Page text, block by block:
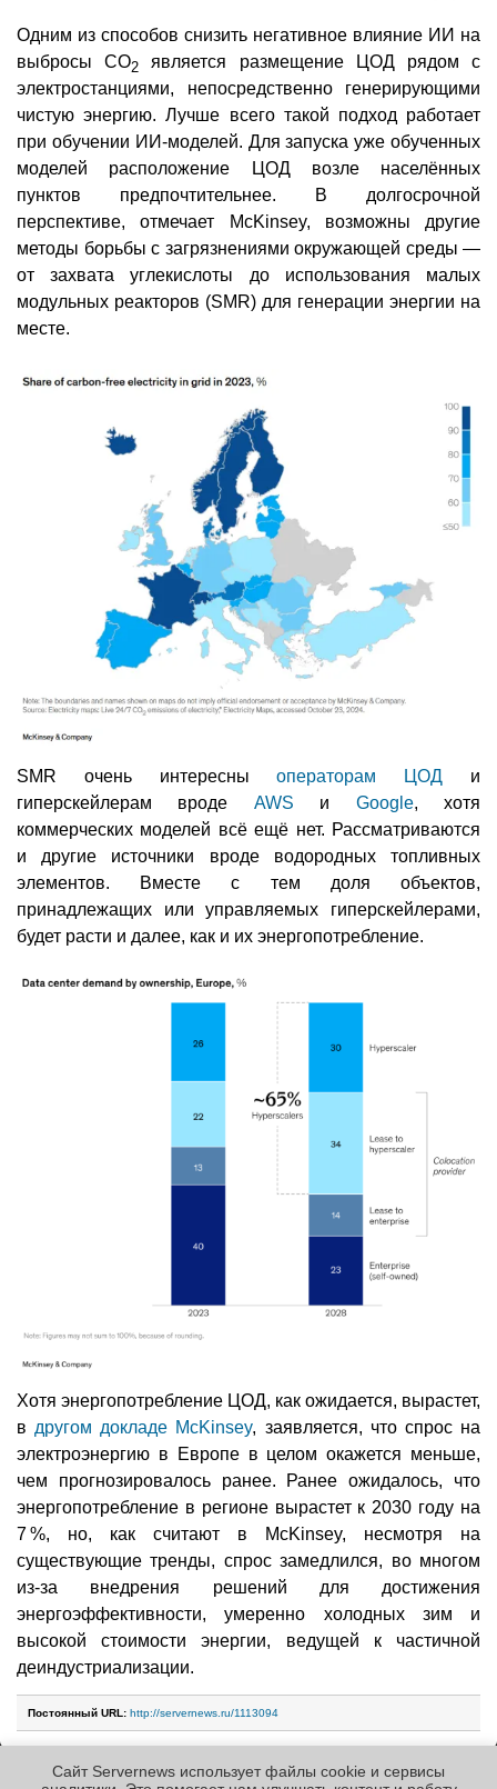
Одним из способов снизить негативное влияние ИИ на
выбросы CO2 является размещение ЦОД рядом с
электростанциями, непосредственно генерирующими
чистую энергию. Лучше всего такой подход работает
при обучении ИИ-моделей. Для запуска уже обученных
моделей расположение ЦОД возле населённых
пунктов предпочтительнее. В долгосрочной
перспективе, отмечает McKinsey, возможны другие
методы борьбы с загрязнениями окружающей среды —
от захвата углекислоты до использования малых
модульных реакторов (SMR) для генерации энергии на
месте.
SMR очень интересныоператорам ЦОД и
гиперскейлерам вроде AWS и Google, хотя
коммерческих моделей всё ещё нет. Рассматриваются
и другие источники вроде водородных топливных
элементов. Вместе с тем доля объектов,
принадлежащих или управляемых гиперскейлерами,
будет расти и далее, как и их энергопотребление.
Хотя энергопотребление ЦОД, как ожидается, вырастет,
в другом докладе McKinsey, заявляется, что спрос на
электроэнергию в Европе в целом окажется меньше,
чем прогнозировалось ранее. Ранее ожидалось, что
энергопотребление в регионе вырастет к 2030 году на
7 %, но, как считают в McKinsey, несмотря на
существующие тренды, спрос замедлился, во многом
из-за внедрения решений для достижения
энергоэффективности, умеренно холодных зим и
высокой стоимости энергии, ведущей к частичной
деиндустриализации.
Постоянный URL: http://servernews.ru/1113094
Сайт Servernews использует файлы cookie и сервисы